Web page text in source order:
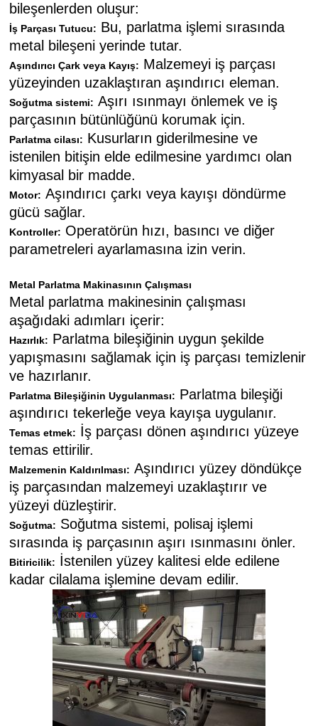
bileşenlerden oluşur:
İş Parçası Tutucu: Bu, parlatma işlemi sırasında
metal bileşeni yerinde tutar.
Aşındırıcı Çark veya Kayış: Malzemeyi iş parçası
yüzeyinden uzaklaştıran aşındırıcı eleman.
Soğutma sistemi: Aşırı ısınmayı önlemek ve iş
parçasının bütünlüğünü korumak için.
Parlatma cilası: Kusurların giderilmesine ve
istenilen bitişin elde edilmesine yardımcı olan
kimyasal bir madde.
Motor: Aşındırıcı çarkı veya kayışı döndürme
gücü sağlar.
Kontroller: Operatörün hızı, basıncı ve diğer
parametreleri ayarlamasına izin verin.
Metal Parlatma Makinasının Çalışması
Metal parlatma makinesinin çalışması
aşağıdaki adımları içerir:
Hazırlık: Parlatma bileşiğinin uygun şekilde
yapışmasını sağlamak için iş parçası temizlenir
ve hazırlanır.
Parlatma Bileşiğinin Uygulanması: Parlatma bileşiği
aşındırıcı tekerleğe veya kayışa uygulanır.
Temas etmek: İş parçası dönen aşındırıcı yüzeye
temas ettirilir.
Malzemenin Kaldırılması: Aşındırıcı yüzey döndükçe
iş parçasından malzemeyi uzaklaştırır ve
yüzeyi düzleştirir.
Soğutma: Soğutma sistemi, polisaj işlemi
sırasında iş parçasının aşırı ısınmasını önler.
Bitiricilik: İstenilen yüzey kalitesi elde edilene
kadar cilalama işlemine devam edilir.